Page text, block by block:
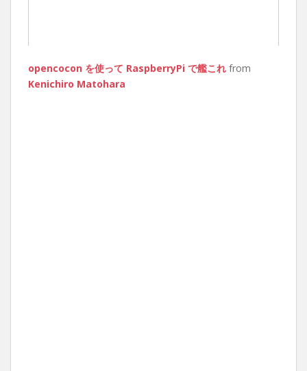
opencocon を使って RaspberryPi で艦これ from
Kenichiro Matohara